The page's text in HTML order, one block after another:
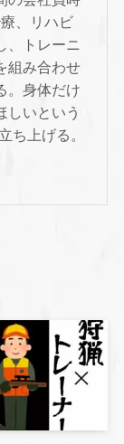
、リハビ
、トレーニ
組み合わせ
。身体だけ
しいという
ち上げる。